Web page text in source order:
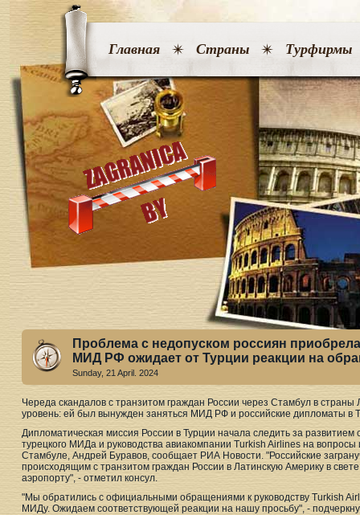
Главная Страны Турфирмы
Проблема с недопуском россиян
МИД РФ ожидает от Турции реакции на
Sunday, 21 April. 2024
Череда скандалов с транзитом граждан России через Стамбул в
уровень: ей был вынужден заняться МИД РФ и российские дипломаты в
Дипломатическая миссия России в Турции начала следить за
турецкого МИДа и руководства авиакомпании Turkish Airlines на
Стамбуле, Андрей Буравов, сообщает РИА Новости. "Российские
происходящим с транзитом граждан России в Латинскую Америку в
аэропорту", - отметил консул.
"Мы обратились с официальными обращениями к руководству Turkish
МИДу. Ожидаем соответствующей реакции на нашу просьбу", -